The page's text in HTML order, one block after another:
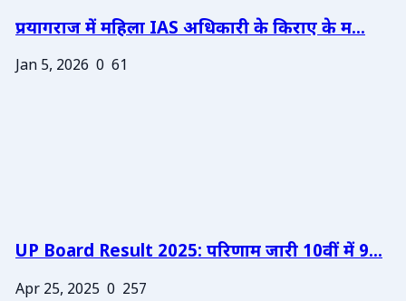
प्रयागराज में महिला IAS अधिकारी के किराए के म...
Jan 5, 2026 0 61
UP Board Result 2025: परिणाम जारी 10वीं में 9...
Apr 25, 2025 0 257